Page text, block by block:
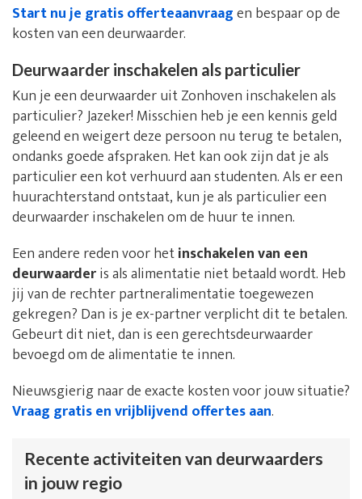
Start nu je gratis offerteaanvraagen bespaar op de
kosten van een deurwaarder.
Deurwaarder inschakelen als particulier
Kun je een deurwaarder uit Zonhoven inschakelen als
particulier? Jazeker! Misschien heb je een kennis geld
geleend en weigert deze persoon nu terug te betalen,
ondanks goede afspraken. Het kan ook zijn dat je als
particulier een kot verhuurd aan studenten. Als er een
huurachterstand ontstaat, kun je als particulier een
deurwaarder inschakelen om de huur te innen.
Een andere reden voor hetinschakelen van een
deurwaarderis als alimentatie niet betaald wordt. Heb
jij van de rechter partneralimentatie toegewezen
gekregen? Dan is je ex-partner verplicht dit te betalen.
Gebeurt dit niet, dan is een gerechtsdeurwaarder
bevoegd om de alimentatie te innen.
Nieuwsgierig naar de exacte kosten voor jouw situatie?
Vraag gratis en vrijblijvend offertes aan.
Recente activiteiten van deurwaarders
in jouw regio